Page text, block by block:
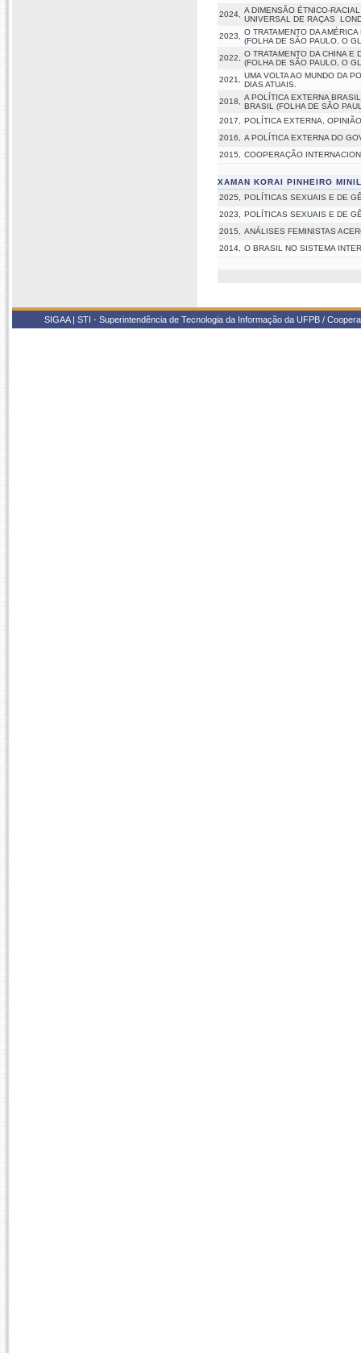
2024,
A DIMENSÃO ÉTNICO-
UNIVERSAL DE RAÇAS 
2023,
O TRATAMENTO DA
(FOLHA DE SÃO PAULO, O
2022,
O TRATAMENTO DA CHINA
(FOLHA DE SÃO PAULO, O
2021,
UMA VOLTA AO MUNDO DA
DIAS ATUAIS.
2018,
A POLÍTICA EXTERNA
BRASIL (FOLHA DE SÃO
2017,
POLÍTICA EXTERNA,
2016,
A POLÍTICA EXTERNA DO
2015,
COOPERAÇÃO
XAMAN KORAI PINHEIRO
2025,
POLÍTICAS SEXUAIS E DE
2023,
POLÍTICAS SEXUAIS E DE
2015,
ANÁLISES FEMINISTAS
2014,
O BRASIL NO SISTEMA
SIGAA | STI - Superintendência de Tecnologia da Informação da UFPB /